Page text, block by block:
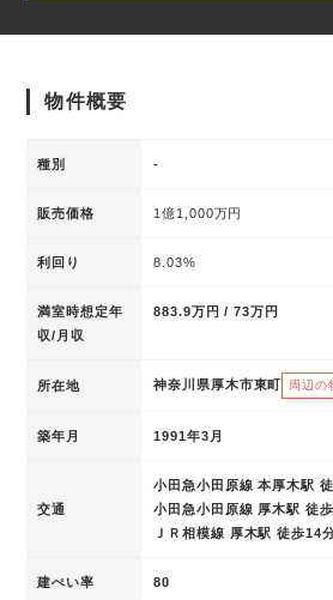
物件概要
種別 -
販売価格 1億1,000万円
利回り 8.03%
満室時想定年
収/月収
883.9万円 / 73万円
所在地 神奈川県厚木市東町 周辺の
築年月 1991年3月
交通
小田急小田原線 本厚木駅
小田急小田原線 厚木駅 徒
ＪＲ相模線 厚木駅 徒歩14
建ぺい率 80